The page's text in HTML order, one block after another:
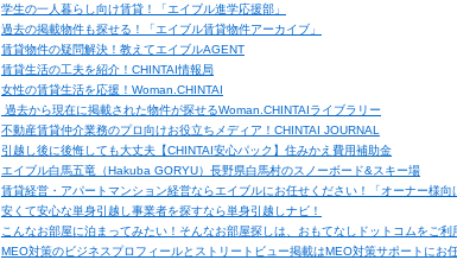
学生の一人暮らし向け賃貸！「エイブル進学応援部」
過去の掲載物件も探せる！「エイブル賃貸物件アーカイブ」
賃貸物件の疑問解決！教えてエイブルAGENT
賃貸生活の工夫を紹介！CHINTAI情報局
女性の賃貸生活を応援！Woman.CHINTAI
過去から現在に掲載された物件が探せるWoman.CHINTAIライブラリー
不動産賃貸仲介業務のプロ向けお役立ちメディア！CHINTAI JOURNAL
引越し後に後悔しても大丈夫【CHINTAI安心パック】住みかえ費用補助金
エイブル白馬五竜（Hakuba GORYU）長野県白馬村のスノーボード&スキー場
賃貸経営・アパートマンション経営ならエイブルにお任せください！「オーナー様向
安くて安心な単身引越し事業者を探すなら単身引越しナビ！
こんなお部屋に泊まってみたい！そんなお部屋探しは、おもてなしドットコムをご利
MEO対策のビジネスプロフィールとストリートビュー掲載はMEO対策サポートにお